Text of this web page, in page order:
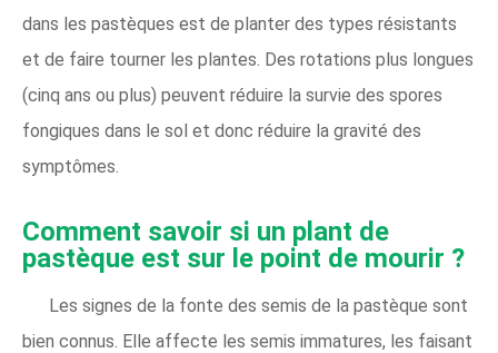
dans les pastèques est de planter des types résistants
et de faire tourner les plantes. Des rotations plus longues
(cinq ans ou plus) peuvent réduire la survie des spores
fongiques dans le sol et donc réduire la gravité des
symptômes.
Comment savoir si un plant de
pastèque est sur le point de mourir ?
Les signes de la fonte des semis de la pastèque sont
bien connus. Elle affecte les semis immatures, les faisant